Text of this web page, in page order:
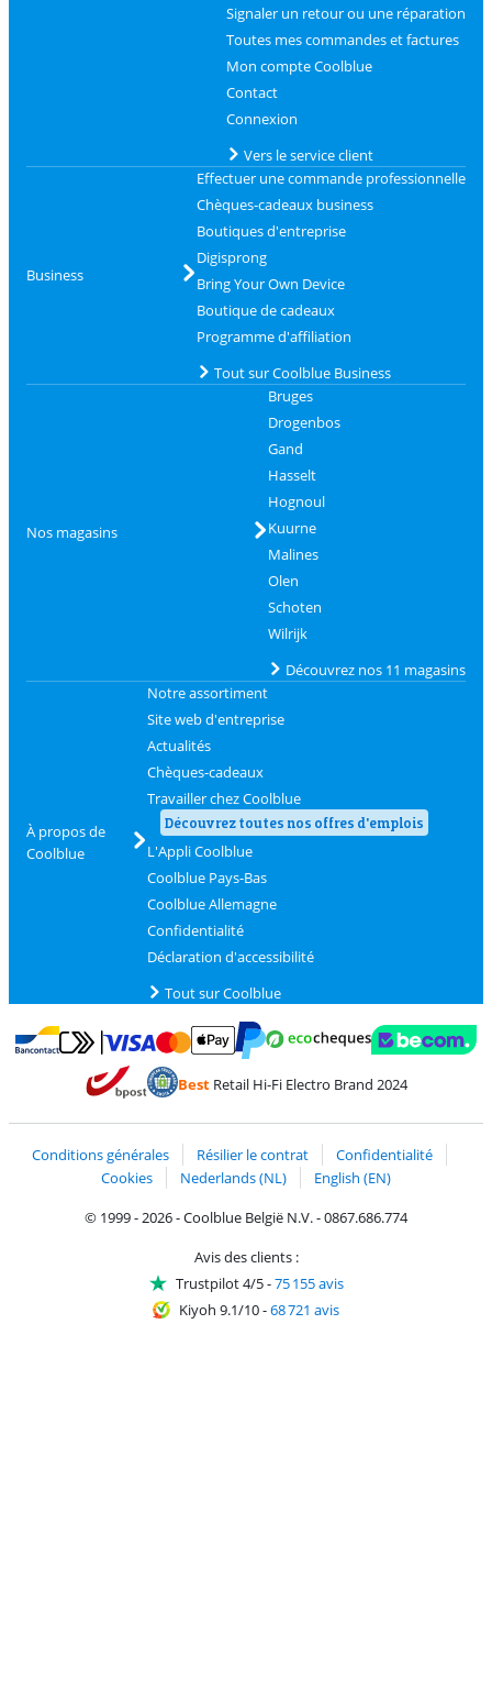
Signaler un retour ou une réparation
Toutes mes commandes et factures
Mon compte Coolblue
Contact
Connexion
Vers le service client
Business
Effectuer une commande professionnelle
Chèques-cadeaux business
Boutiques d'entreprise
Digisprong
Bring Your Own Device
Boutique de cadeaux
Programme d'affiliation
Tout sur Coolblue Business
Nos magasins
Bruges
Drogenbos
Gand
Hasselt
Hognoul
Kuurne
Malines
Olen
Schoten
Wilrijk
Découvrez nos 11 magasins
À propos de
Coolblue
Notre assortiment
Site web d'entreprise
Actualités
Chèques-cadeaux
Travailler chez Coolblue
Découvrez toutes nos offres d'emplois
L'Appli Coolblue
Coolblue Pays-Bas
Coolblue Allemagne
Confidentialité
Déclaration d'accessibilité
Tout sur Coolblue
Payer avec Bancontact
Payer avec MasterCard et Visa via ClickToPay
Payer avec PayPal
BestRetail Hi-Fi Electro Brand 2024
Conditions générales Résilier le contrat
Confidentialité
Cookies
Nederlands (NL)
English (EN)
© 1999 - 2026 - Coolblue België N.V. - 0867.686.774
Avis des clients :
Trustpilot 4/5-75 155 avis
Kiyoh 9.1/10-68 721 avis